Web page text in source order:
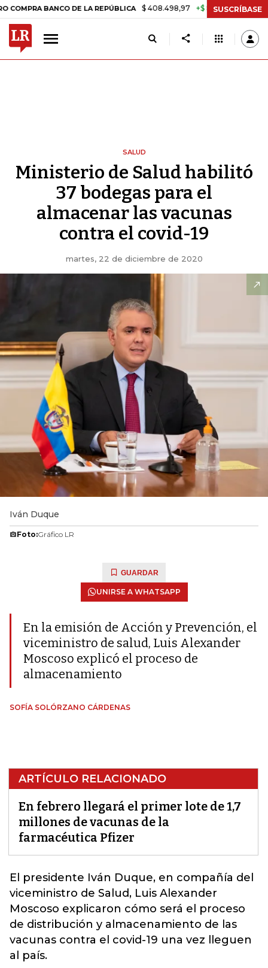
BANCO DE LA REPÚBLICA $ 408.498,97 +$ 8.753,81 +2,19% TASA
SUSCRÍBASE
SALUD
Ministerio de Salud habilitó
37 bodegas para el
almacenar las vacunas
contra el covid-19
martes, 22 de diciembre de 2020
Iván Duque
Foto:Gráfico LR
GUARDAR
UNIRSE A WHATSAPP
En la emisión de Acción y Prevención, el
viceministro de salud, Luis Alexander
Moscoso explicó el proceso de
almacenamiento
SOFÍA SOLÓRZANO CÁRDENAS
ARTÍCULO RELACIONADO
En febrero llegará el primer lote de 1,7
millones de vacunas de la
farmacéutica Pfizer
El presidente Iván Duque, en compañía del
viceministro de Salud, Luis Alexander
Moscoso explicaron cómo será el proceso
de distribución y almacenamiento de las
vacunas contra el covid-19 una vez lleguen
al país.